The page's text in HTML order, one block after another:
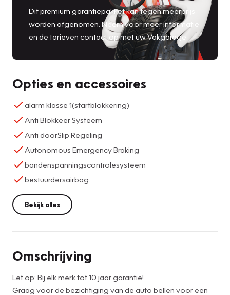
Dit premium garantiepakket kan tegen meerprijs
worden afgenomen. Neem voor meer informatie
en de tarieven contact op met uw Vakgarage.
Opties en accessoires
alarm klasse 1(startblokkering)
Anti Blokkeer Systeem
Anti doorSlip Regeling
Autonomous Emergency Braking
bandenspanningscontrolesysteem
bestuurdersairbag
Bekijk alles
Omschrijving
Let op: Bij elk merk tot 10 jaar garantie!
Graag voor de bezichtiging van de auto bellen voor een